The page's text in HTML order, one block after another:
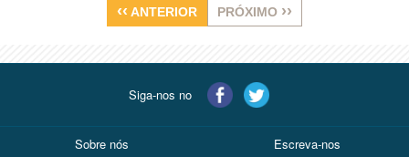
‹‹ ANTERIOR PRÓXIMO ››
Siga-nos no
Sobre nós Escreva-nos